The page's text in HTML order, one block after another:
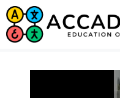
Saltar
al
contenido